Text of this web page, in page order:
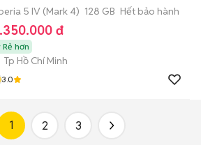
5 IV (Mark 4) 128 GB Hết bảo hành
đ
Rẻ hơn
Tp Hồ Chí Minh
3.0
1 2 3